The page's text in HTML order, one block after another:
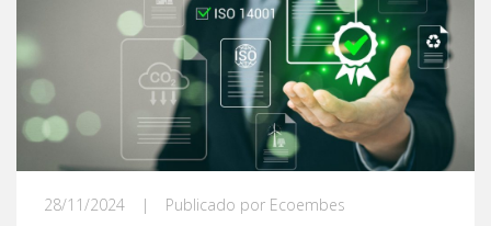
28/11/2024 | Publicado por Ecoembes